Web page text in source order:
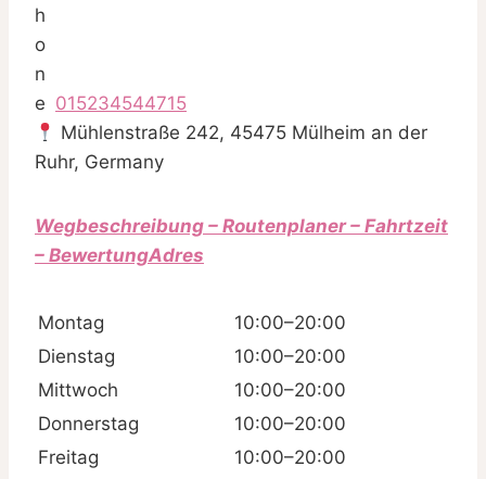
015234544715
Mühlenstraße 242, 45475 Mülheim an der
Ruhr, Germany
Wegbeschreibung – Routenplaner – Fahrtzeit
– BewertungAdres
Montag
10:00–20:00
Dienstag
10:00–20:00
Mittwoch
10:00–20:00
Donnerstag
10:00–20:00
Freitag
10:00–20:00